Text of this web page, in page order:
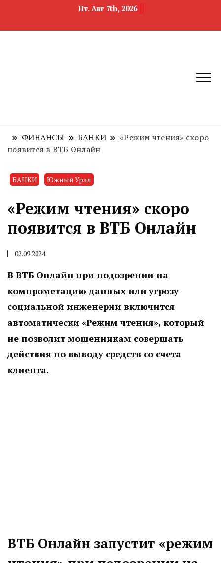
Пт. Авг 7th, 2026
область
ФИНАНСЫ БАНКИ
«Режим чтения» скоро
появится в ВТБ Онлайн
БАНКИ Южный Урал
«Режим чтения» скоро
появится в ВТБ Онлайн
02.09.2024
В ВТБ Онлайн при подозрении на
компрометацию данных или угрозу
социальной инженерии включится
автоматически «Режим чтения», который
не позволит мошенникам совершать
действия по выводу средств со счета
клиента.
ВТБ Онлайн запустит «режим